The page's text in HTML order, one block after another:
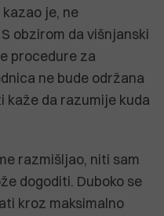
je, ne
obzirom da višnjanski
procedure za
ne bude održana
kaže da razumije kuda
razmišljao, niti sam
dogoditi. Duboko se
kroz maksimalno